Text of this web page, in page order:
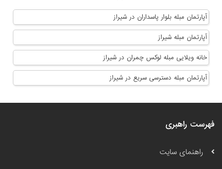
آپارتمان مبله بلوار پاسداران در شیراز
آپارتمان مبله شیراز
خانه ویلایی مبله لوکس چمران در شیراز
آپارتمان مبله دسترسی سریع در شیراز
فهرست راهبری
راهنمای سایت